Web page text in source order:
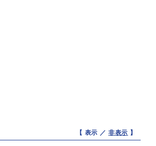
【 表示 ／ 非表示 】